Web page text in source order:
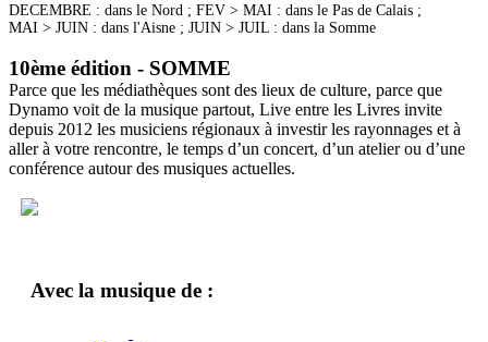
DECEMBRE : dans le Nord ; FEV > MAI : dans le Pas de Calais ;
MAI > JUIN : dans l'Aisne ; JUIN > JUIL : dans la Somme
10ème édition - SOMME
Parce que les médiathèques sont des lieux de culture, parce que
Dynamo voit de la musique partout, Live entre les Livres invite
depuis 2012 les musiciens régionaux à investir les rayonnages et à
aller à votre rencontre, le temps d’un concert, d’un atelier ou d’une
conférence autour des musiques actuelles.
Avec la musique de :